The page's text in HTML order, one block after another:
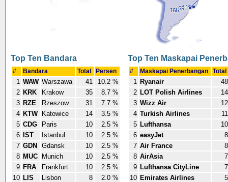
Top Ten Bandara
# Bandara Total Persen
1 WAW Warszawa 41
10.2 %
2 KRK Krakow 35
8.7 %
3 RZE Rzeszow 31
7.7 %
4 KTW Katowice 14
3.5 %
5 CDG Paris 10
2.5 %
6
IST Istanbul 10
2.5 %
7 GDN Gdansk 10
2.5 %
8 MUC Munich 10
2.5 %
9 FRA Frankfurt 10
2.5 %
10 LIS Lisbon 8 2.0 %
Top Ten Maskapai
# Maskapai Penerbangan Total
1 Ryanair
48
2 LOT Polish Airlines
14
3 Wizz Air
12
4 Turkish Airlines
11
5 Lufthansa
10
6 easyJet
8
7 Air France
8
8 AirAsia
7
9 Lufthansa CityLine
7
10 Emirates Airlines 5